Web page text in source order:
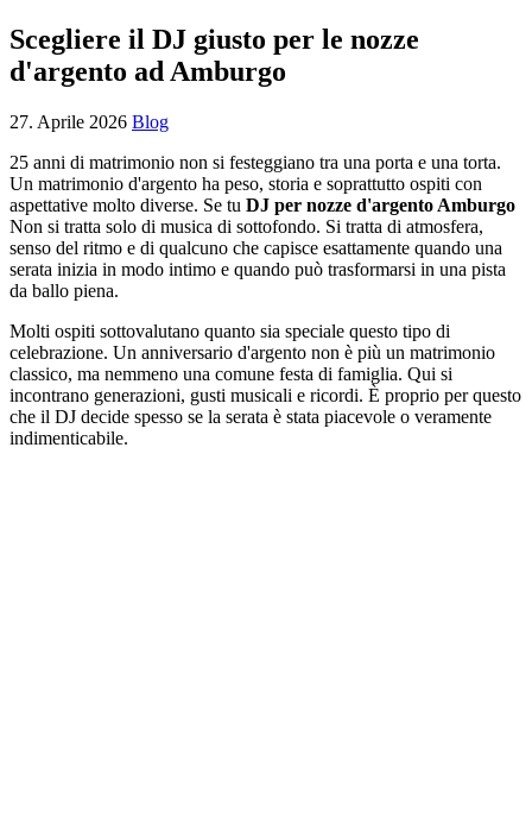
Scegliere il DJ giusto per le nozze
d'argento ad Amburgo
27. Aprile 2026 Blog
25 anni di matrimonio non si festeggiano tra una porta e una torta.
Un matrimonio d'argento ha peso, storia e soprattutto ospiti con
aspettative molto diverse. Se tu DJ per nozze d'argento Amburgo
Non si tratta solo di musica di sottofondo. Si tratta di atmosfera,
senso del ritmo e di qualcuno che capisce esattamente quando una
serata inizia in modo intimo e quando può trasformarsi in una pista
da ballo piena.
Molti ospiti sottovalutano quanto sia speciale questo tipo di
celebrazione. Un anniversario d'argento non è più un matrimonio
classico, ma nemmeno una comune festa di famiglia. Qui si
incontrano generazioni, gusti musicali e ricordi. È proprio per questo
che il DJ decide spesso se la serata è stata piacevole o veramente
indimenticabile.